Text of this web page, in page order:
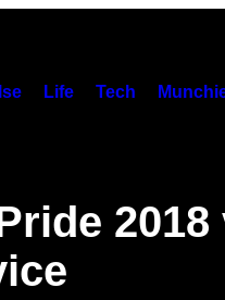
Life Tech
2018